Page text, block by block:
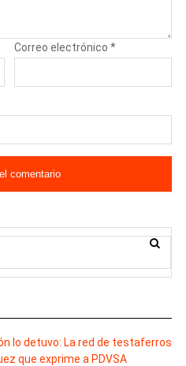
Correo electrónico*
lo detuvo: La red de testaferros
que exprime a PDVSA